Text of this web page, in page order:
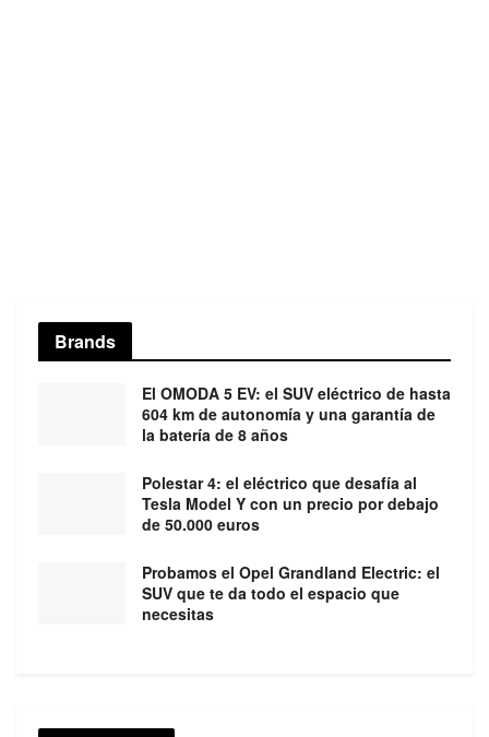
Brands
El OMODA 5 EV: el SUV eléctrico de hasta
604 km de autonomía y una garantía de
la batería de 8 años
Polestar 4: el eléctrico que desafía al
Tesla Model Y con un precio por debajo
de 50.000 euros
Probamos el Opel Grandland Electric: el
SUV que te da todo el espacio que
necesitas